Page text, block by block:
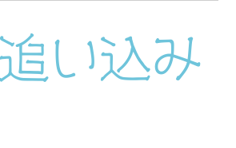
い込み